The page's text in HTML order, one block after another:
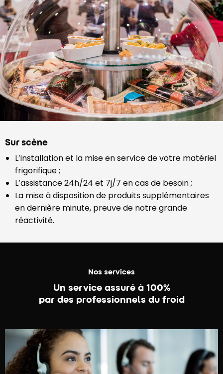
Sur scène
L’installation et la mise en service de votre matériel
frigorifique ;
L’assistance 24h/24 et 7j/7 en cas de besoin ;
La mise à disposition de produits supplémentaires
en dernière minute, preuve de notre grande
réactivité.
Nos services
Un service assuré à 100%
par des professionnels du froid